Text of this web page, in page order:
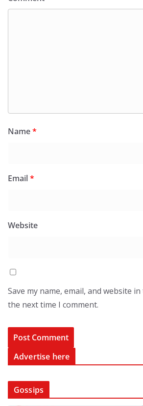
Name*
Email*
Website
Save my name, email, and website
the next time I comment.
Advertise here
Gossips